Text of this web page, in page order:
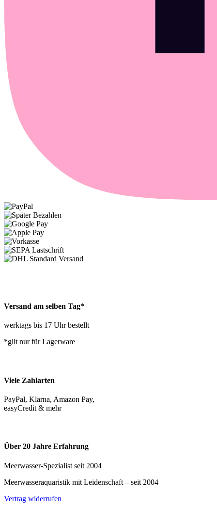
Versand am selben Tag*
werktags bis 17 Uhr bestellt
*gilt nur für Lagerware
Viele Zahlarten
PayPal, Klarna, Amazon Pay,
easyCredit & mehr
Über 20 Jahre Erfahrung
Meerwasser-Spezialist seit 2004
Meerwasseraquaristik mit Leidenschaft – seit 2004
Vertrag widerrufen